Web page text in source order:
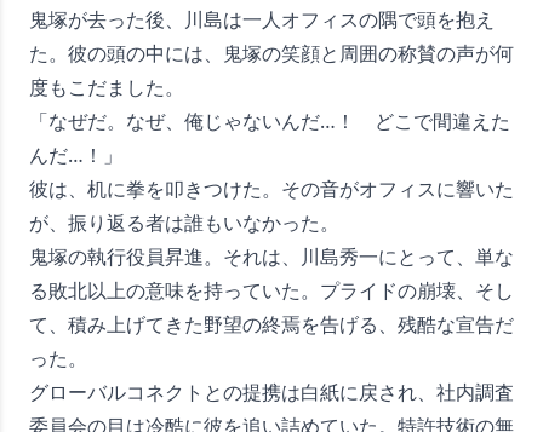
鬼塚が去った後、川島は一人オフィスの隅で頭を抱え
た。彼の頭の中には、鬼塚の笑顔と周囲の称賛の声が何
度もこだました。
「なぜだ。なぜ、俺じゃないんだ…！ どこで間違えた
んだ…！」
彼は、机に拳を叩きつけた。その音がオフィスに響いた
が、振り返る者は誰もいなかった。
鬼塚の執行役員昇進。それは、川島秀一にとって、単な
る敗北以上の意味を持っていた。プライドの崩壊、そし
て、積み上げてきた野望の終焉を告げる、残酷な宣告だ
った。
グローバルコネクトとの提携は白紙に戻され、社内調査
委員会の目は冷酷に彼を追い詰めていた。特許技術の無